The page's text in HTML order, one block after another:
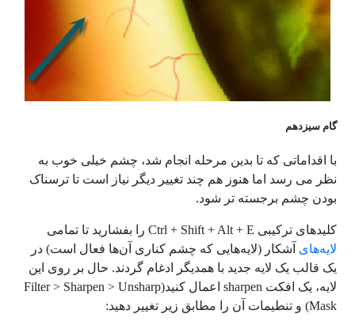
گام سیزدهم
با اقداماتی که تا بدین مرحله انجام شد، چشم خیلی خوب به
نظر می رسد اما هنوز هم چند تغییر دیگر نیاز است تا ترسناک
بودن چشم برجسته تر شود.
کلیدهای ترکیبی
را بفشارید تا تمامی
لایه‌های آشکار (لایه‌هایی که چشم کناری آن‌ها فعال است) در
یک قالب یک لایه جدید با همدیگر ادغام گردند. حال بر روی این
لایه، یک افکت
اعمال کنید (Filter > Sharpen > Unsharp
Mask) و تنطیمات آن را مطابق زیر تغییر دهید: